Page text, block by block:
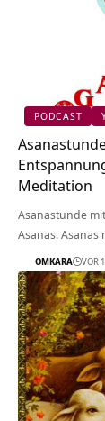
PODCAST
Meditation
Asanastunde
Asanas.
OMKARA VOR